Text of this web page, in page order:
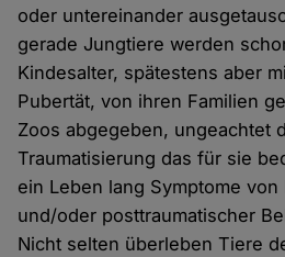
oder untereinander
gerade Jungtiere werden
Kindesalter, spätestens aber
Pubertät, von ihren Familien
Zoos abgegeben, ungeachtet
Traumatisierung das für sie
ein Leben lang Symptome
und/oder posttraumatischer
Nicht selten überleben Tiere